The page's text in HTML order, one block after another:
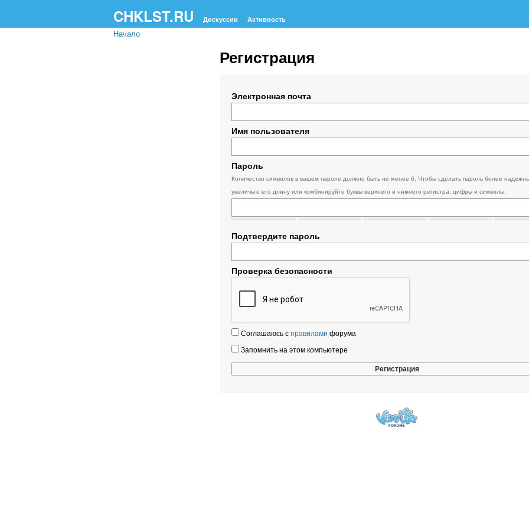
CHKLST.RU Дискуссии Активность
Начало
Регистрация
Электронная почта
Имя пользователя
Пароль
Количество символов в вашем пароле должно быть не менее 6. Чтобы сделать пароль более
увеличьте его длину или комбинируйте буквы верхнего и нижнего регистра, цифры и символы.
Подтвердите пароль
Проверка безопасности
Соглашаюсь с правилами форума
Запомнить на этом компьютере